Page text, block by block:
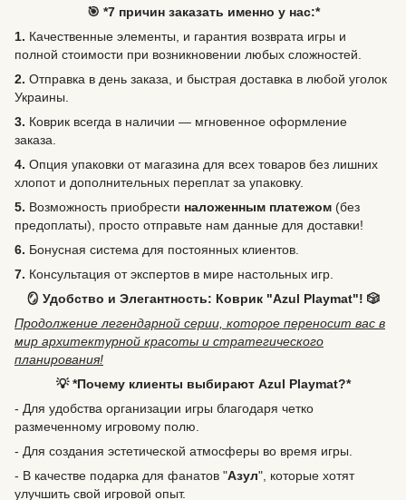
🎯 *7 причин заказать именно у нас:*
1. Качественные элементы, и гарантия возврата игры и
полной стоимости при возникновении любых сложностей.
2. Отправка в день заказа, и быстрая доставка в любой уголок
Украины.
3. Коврик всегда в наличии — мгновенное оформление
заказа.
4. Опция упаковки от магазина для всех товаров без лишних
хлопот и дополнительных переплат за упаковку.
5. Возможность приобрести наложенным платежом (без
предоплаты), просто отправьте нам данные для доставки!
6. Бонусная система для постоянных клиентов.
7. Консультация от экспертов в мире настольных игр.
🪞 Удобство и Элегантность: Коврик "Azul Playmat"! 🎲
Продолжение легендарной серии, которое переносит вас в
мир архитектурной красоты и стратегического
планирования!
💡 *Почему клиенты выбирают Azul Playmat?*
- Для удобства организации игры благодаря четко
размеченному игровому полю.
- Для создания эстетической атмосферы во время игры.
- В качестве подарка для фанатов "Азул", которые хотят
улучшить свой игровой опыт.